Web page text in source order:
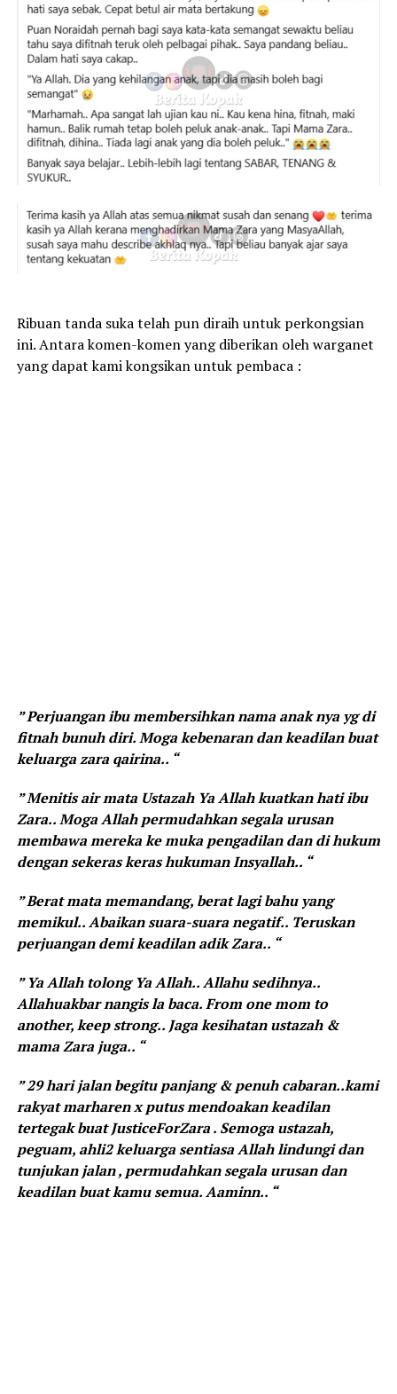
Ribuan tanda suka telah pun diraih untuk perkongsian
ini. Antara komen-komen yang diberikan oleh warganet
yang dapat kami kongsikan untuk pembaca :
” Perjuangan ibu membersihkan nama anak nya yg di
fitnah bunuh diri. Moga kebenaran dan keadilan buat
keluarga zara qairina.. “
” Menitis air mata Ustazah Ya Allah kuatkan hati ibu
Zara.. Moga Allah permudahkan segala urusan
membawa mereka ke muka pengadilan dan di hukum
dengan sekeras keras hukuman Insyallah.. “
” Berat mata memandang, berat lagi bahu yang
memikul.. Abaikan suara-suara negatif.. Teruskan
perjuangan demi keadilan adik Zara.. “
” Ya Allah tolong Ya Allah.. Allahu sedihnya..
Allahuakbar nangis la baca. From one mom to
another, keep strong.. Jaga kesihatan ustazah &
mama Zara juga.. “
” 29 hari jalan begitu panjang & penuh cabaran..kami
rakyat marharen x putus mendoakan keadilan
tertegak buat JusticeForZara . Semoga ustazah,
peguam, ahli2 keluarga sentiasa Allah lindungi dan
tunjukan jalan , permudahkan segala urusan dan
keadilan buat kamu semua. Aaminn.. “